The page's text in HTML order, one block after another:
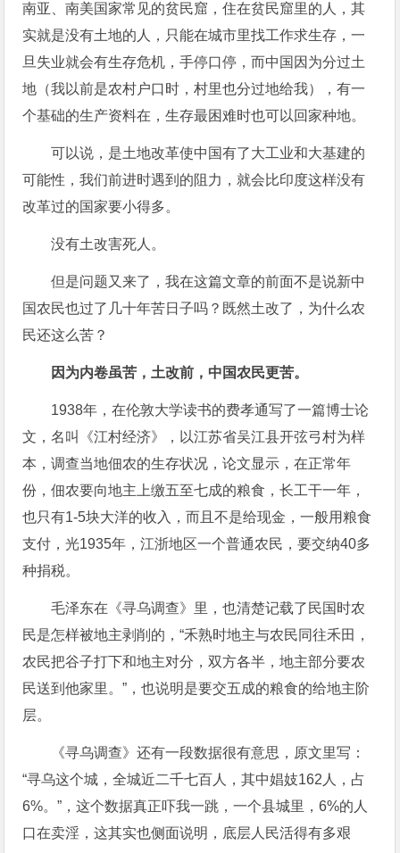
南亚、南美国家常见的贫民窟，住在贫民窟里的人，其
实就是没有土地的人，只能在城市里找工作求生存，一
旦失业就会有生存危机，手停口停，而中国因为分过土
地（我以前是农村户口时，村里也分过地给我），有一
个基础的生产资料在，生存最困难时也可以回家种地。
可以说，是土地改革使中国有了大工业和大基建的
可能性，我们前进时遇到的阻力，就会比印度这样没有
改革过的国家要小得多。
没有土改害死人。
但是问题又来了，我在这篇文章的前面不是说新中
国农民也过了几十年苦日子吗？既然土改了，为什么农
民还这么苦？
因为内卷虽苦，土改前，中国农民更苦。
1938年，在伦敦大学读书的费孝通写了一篇博士论
文，名叫《江村经济》，以江苏省吴江县开弦弓村为样
本，调查当地佃农的生存状况，论文显示，在正常年
份，佃农要向地主上缴五至七成的粮食，长工干一年，
也只有1-5块大洋的收入，而且不是给现金，一般用粮食
支付，光1935年，江浙地区一个普通农民，要交纳40多
种捐税。
毛泽东在《寻乌调查》里，也清楚记载了民国时农
民是怎样被地主剥削的，“禾熟时地主与农民同往禾田，
农民把谷子打下和地主对分，双方各半，地主部分要农
民送到他家里。”，也说明是要交五成的粮食的给地主阶
层。
《寻乌调查》还有一段数据很有意思，原文里写：
“寻乌这个城，全城近二千七百人，其中娼妓162人，占
6%。”，这个数据真正吓我一跳，一个县城里，6%的人
口在卖淫，这其实也侧面说明，底层人民活得有多艰